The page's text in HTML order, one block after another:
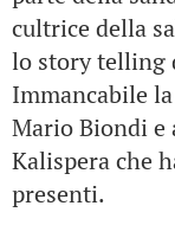
cultrice della
lo story telling
Immancabile
Mario Biondi e
Kalispera che
presenti.